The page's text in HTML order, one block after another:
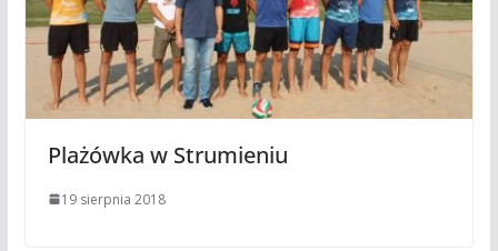
Plażówka w Strumieniu
19 sierpnia 2018